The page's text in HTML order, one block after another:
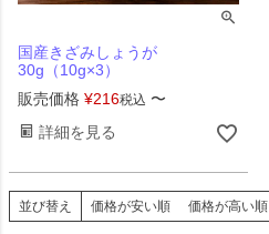
国産きざみしょうが
30g（10g×3）
販売価格 ¥216税込 〜
詳細を見る
並び替え 価格が安い順 価格が高い順